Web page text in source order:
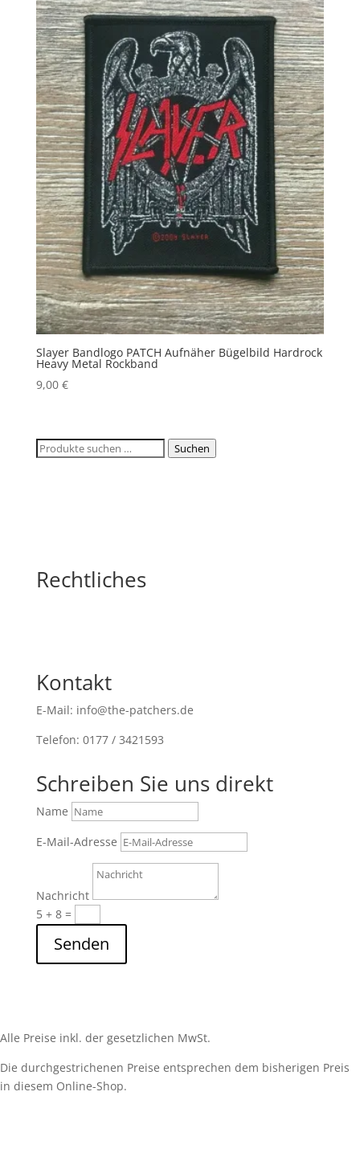
Slayer Bandlogo PATCH Aufnäher Bügelbild Hardrock
Heavy Metal Rockband
9,00 €
Suchen
Suchen
Rechtliches
Kontakt
E-Mail: info@the-patchers.de
Telefon: 0177 / 3421593
Schreiben Sie uns direkt
Name
E-Mail-Adresse
Nachricht
5 + 8=
Senden
Alle Preise inkl. der gesetzlichen MwSt.
Die durchgestrichenen Preise entsprechen dem bisherigen Preis
in diesem Online-Shop.